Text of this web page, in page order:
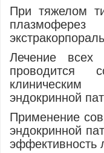
При тяжелом
Лечение всех
проводится
эндокринной
Применение
эндокринной
эффективность